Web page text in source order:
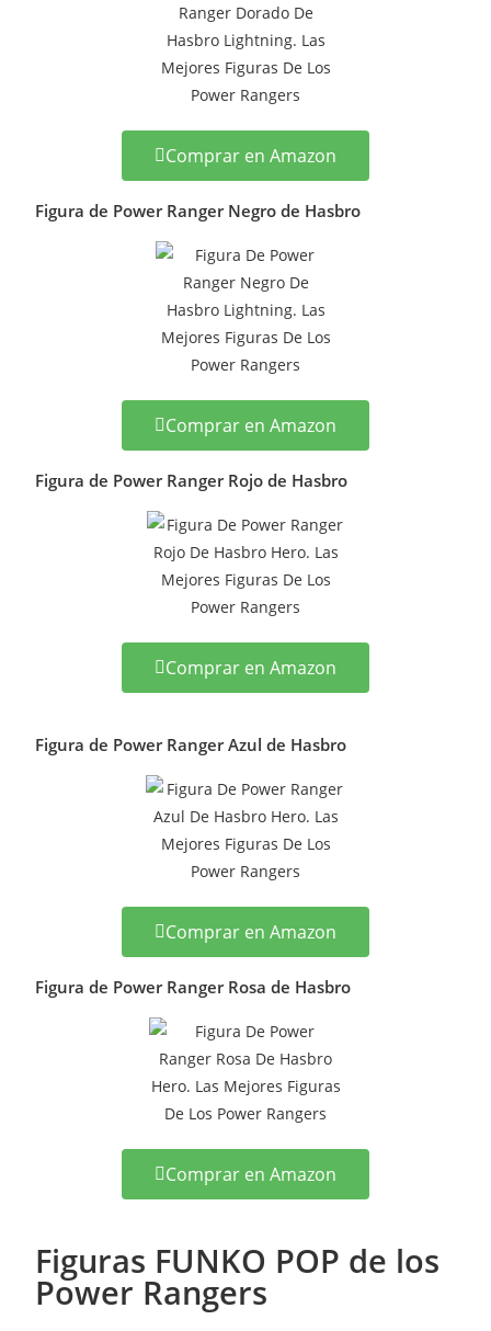
Comprar en Amazon
Figura de Power Ranger Negro de Hasbro
Comprar en Amazon
Figura de Power Ranger Rojo de Hasbro
Comprar en Amazon
Figura de Power Ranger Azul de Hasbro
Comprar en Amazon
Figura de Power Ranger Rosa de Hasbro
Comprar en Amazon
Figuras FUNKO POP de los
Power Rangers